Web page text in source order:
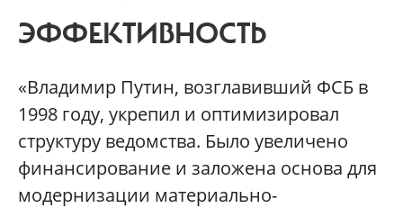
ЭФФЕКТИВНОСТЬ
«Владимир Путин, возглавивший ФСБ в
1998 году, укрепил и оптимизировал
структуру ведомства. Было увеличено
финансирование и заложена основа для
модернизации материально-